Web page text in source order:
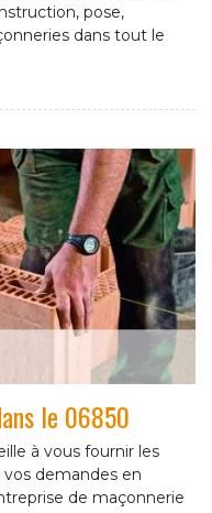
pose,
dans tout le
le 06850
à vous fournir les
demandes en
de maçonnerie